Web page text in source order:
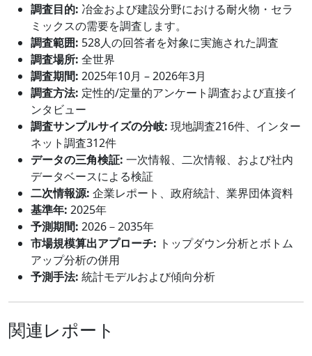
調査目的: 冶金および建設分野における耐火物・セラ
ミックスの需要を調査します。
調査範囲: 528人の回答者を対象に実施された調査
調査場所: 全世界
調査期間: 2025年10月 – 2026年3月
調査方法: 定性的/定量的アンケート調査および直接イ
ンタビュー
調査サンプルサイズの分岐: 現地調査216件、インター
ネット調査312件
データの三角検証: 一次情報、二次情報、および社内
データベースによる検証
二次情報源: 企業レポート、政府統計、業界団体資料
基準年: 2025年
予測期間: 2026－2035年
市場規模算出アプローチ: トップダウン分析とボトム
アップ分析の併用
予測手法: 統計モデルおよび傾向分析
関連レポート